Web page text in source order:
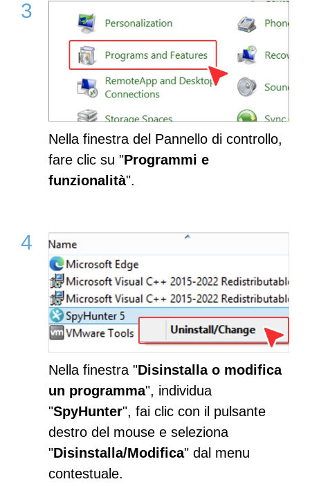
Nella finestra del Pannello di controllo,
fare clic su "Programmi e
funzionalità".
Nella finestra "Disinstalla o modifica
un programma", individua
"SpyHunter", fai clic con il pulsante
destro del mouse e seleziona
"Disinstalla/Modifica" dal menu
contestuale.